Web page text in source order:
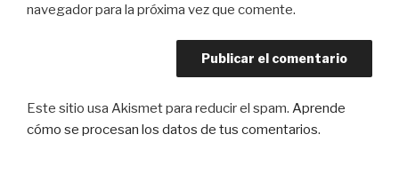
navegador para la próxima vez que comente.
Este sitio usa Akismet para reducir el spam. Aprende
cómo se procesan los datos de tus comentarios.